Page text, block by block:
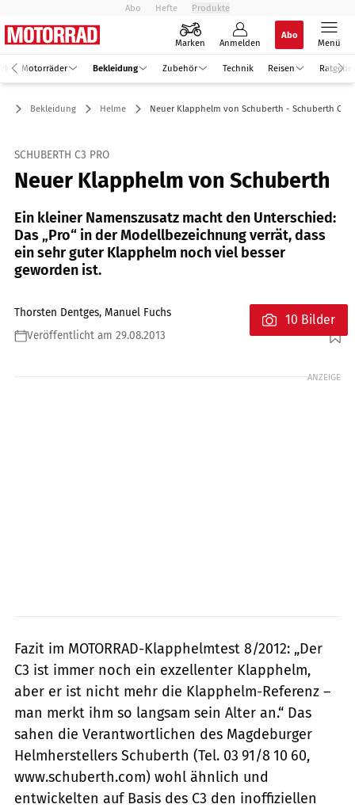
Abo Hefte Produkte
Marken Anmelden
Abo
Menü
Motorräder Bekleidung Zubehör Technik Reisen Ratgeber
Bekleidung Helme Neuer Klapphelm von Schuberth - Schuberth C3
SCHUBERTH C3 PRO
Neuer Klapphelm von Schuberth
Ein kleiner Namenszusatz macht den Unterschied:
Das „Pro“ in der Modellbezeichnung verrät, dass
ein sehr guter Klapphelm noch viel besser
geworden ist.
Thorsten Dentges, Manuel Fuchs
Veröffentlicht am 29.08.2013
Foto: Foto: mps-Studio
10 Bilder
ANZEIGE
Fazit im MOTORRAD-Klapphelmtest 8/2012: „Der
C3 ist immer noch ein exzellenter Klapphelm,
aber er ist nicht mehr die Klapphelm-Referenz –
man merkt ihm so langsam sein Alter an.“ Das
sahen die Verantwortlichen des Magdeburger
Helmherstellers Schuberth (Tel. 03 91/8 10 60,
www.schuberth.com) wohl ähnlich und
entwickelten auf Basis des C3 den inoffiziellen